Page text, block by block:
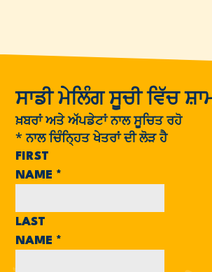
ਸਾਡੀ ਮੇਲਿੰਗ ਸੂਚੀ ਵਿੱਚ
ਖ਼ਬਰਾਂ ਅਤੇ ਅੱਪਡੇਟਾਂ ਨਾਲ ਸੂਚਿਤ ਰਹੋ
* ਨਾਲ ਚਿੰਨ੍ਹਿਤ ਖੇਤਰਾਂ ਦੀ ਲੋੜ ਹੈ
FIRST
NAME *
LAST
NAME *